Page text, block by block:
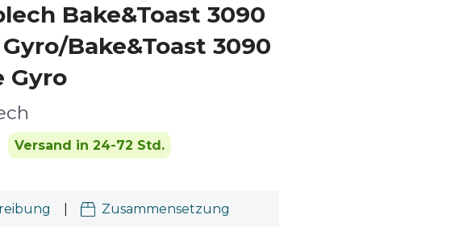
Bake&Toast 3090
Bake&Toast 3090
Gyro
Versand in 24-72 Std.
Zusammensetzung